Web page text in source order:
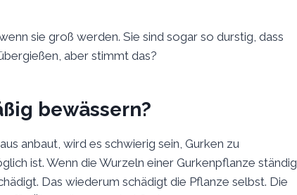
sie groß werden. Sie sind sogar so durstig, dass
aber stimmt das?
bewässern?
anbaut, wird es schwierig sein, Gurken zu
ist. Wenn die Wurzeln einer Gurkenpflanze ständig
Das wiederum schädigt die Pflanze selbst. Die